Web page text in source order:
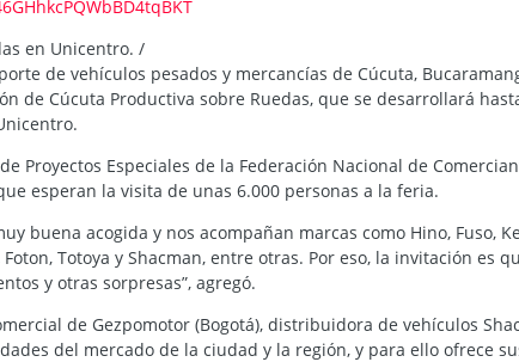
en Unicentro. /
de vehículos pesados ​​y mercancías de Cúcuta,
de Cúcuta Productiva sobre Ruedas, que se desarrollará
Proyectos Especiales de la Federación Nacional de
esperan la visita de unas 6.000 personas a la feria.
buena acogida y nos acompañan marcas como Hino, Fuso,
Foton, Totoya y Shacman, entre otras. Por eso, la invitación es
y otras sorpresas”, agregó.
de Gezpomotor (Bogotá), distribuidora de vehículos
del mercado de la ciudad y la región, y para ello ofrece